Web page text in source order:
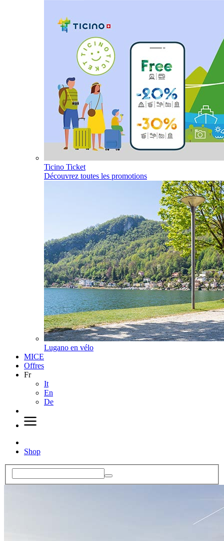
Ticino Ticket
Découvrez toutes les promotions
Lugano en vélo
MICE
Offres
Fr
It
En
De
Shop